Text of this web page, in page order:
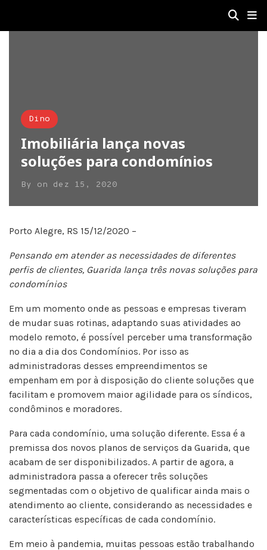
Dino
Imobiliária lança novas
soluções para condomínios
By on dez 15, 2020
Porto Alegre, RS 15/12/2020 –
Pensando em atender as necessidades de diferentes
perfis de clientes, Guarida lança três novas soluções para
condomínios
Em um momento onde as pessoas e empresas tiveram
de mudar suas rotinas, adaptando suas atividades ao
modelo remoto, é possível perceber uma transformação
no dia a dia dos Condomínios. Por isso as
administradoras desses empreendimentos se
empenham em por à disposição do cliente soluções que
facilitam e promovem maior agilidade para os síndicos,
condôminos e moradores.
Para cada condomínio, uma solução diferente. Essa é a
premissa dos novos planos de serviços da Guarida, que
acabam de ser disponibilizados. A partir de agora, a
administradora passa a oferecer três soluções
segmentadas com o objetivo de qualificar ainda mais o
atendimento ao cliente, considerando as necessidades e
características específicas de cada condomínio.
Em meio à pandemia, muitas pessoas estão trabalhando